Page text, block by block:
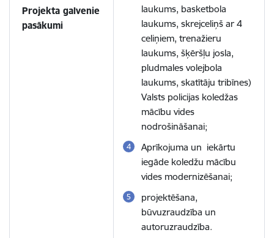
Projekta galvenie
pasākumi
laukums, basketbola
laukums, skrejceliņš ar 4
celiņiem, trenažieru
laukums, šķēršļu josla,
pludmales volejbola
laukums, skatītāju tribīnes)
Valsts policijas koledžas
mācību vides
nodrošināšanai;
Aprīkojuma un iekārtu
iegāde koledžu mācību
vides modernizēšanai;
projektēšana,
būvuzraudzība un
autoruzraudzība.